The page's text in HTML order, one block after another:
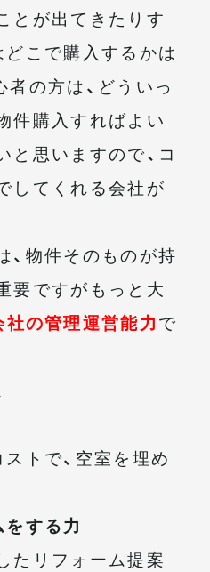
とが出てきたりす
どこで購入するかは
の方は、どういっ
件購入すればよい
と思いますので、コ
してくれる会社が
、物件そのものが持
要ですがもっと大
社の管理運営能力で
トで、空室を埋め
をする力
たリフォーム提案